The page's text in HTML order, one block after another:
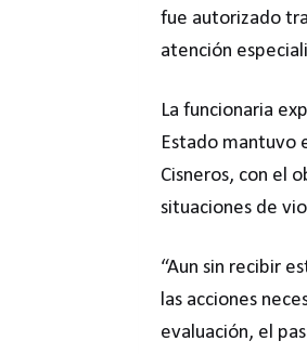
fue autorizado
atención
La funcionaria
Estado mantuvo
Cisneros, con el
situaciones de
“Aun sin recibir
las acciones
evaluación, el